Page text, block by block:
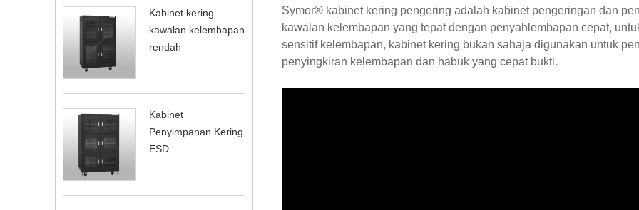
Kabinet kering
kawalan kelembapan
rendah
Kabinet
Penyimpanan Kering
ESD
Symor® kabinet kering pengering adalah kabinet pengeringan dan
kawalan kelembapan yang tepat dengan penyahlembapan cepat,
sensitif kelembapan, kabinet kering bukan sahaja digunakan untuk
penyingkiran kelembapan dan habuk yang cepat bukti.